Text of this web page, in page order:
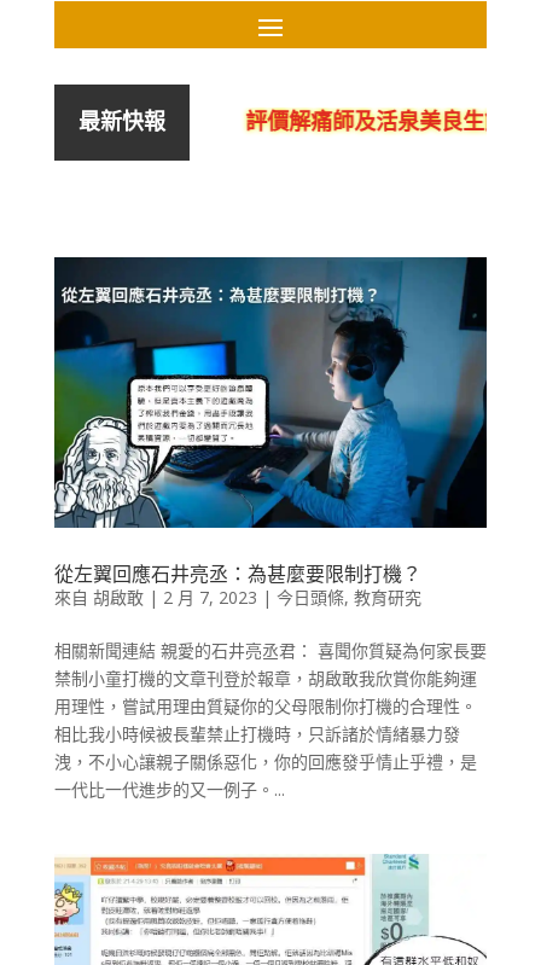
最新快報 評價解痛師及活泉美良生館的不
從左翼回應石井亮丞：為甚麼要限制打機？
來自 胡啟敢| 2 月 7, 2023 | 今日頭條, 教育研究
相關新聞連結 親愛的石井亮丞君： 喜聞你質疑為何家長要
禁制小童打機的文章刊登於報章，胡啟敢我欣賞你能夠運
用理性，嘗試用理由質疑你的父母限制你打機的合理性。
相比我小時候被長輩禁止打機時，只訴諸於情緒暴力發
洩，不小心讓親子關係惡化，你的回應發乎情止乎禮，是
一代比一代進步的又一例子。...